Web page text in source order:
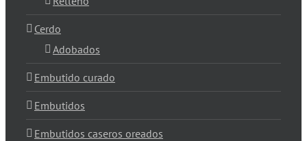
Cerdo
Adobados
Embutido curado
Embutidos
Embutidos caseros oreados